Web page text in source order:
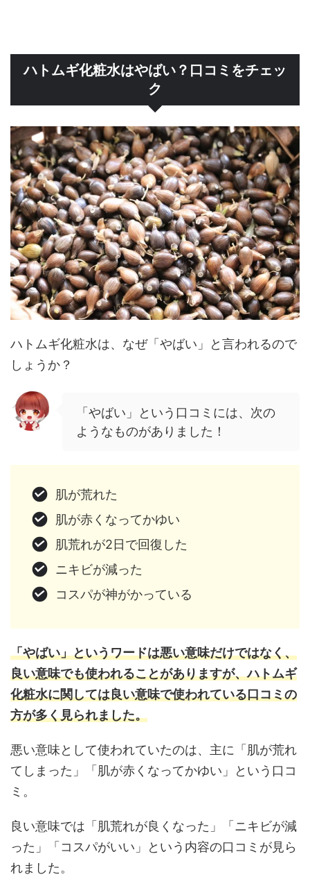
ハトムギ化粧水はやばい？口コミをチェッ
ク
ハトムギ化粧水は、なぜ「やばい」と言われるので
しょうか？
「やばい」という口コミには、次の
ようなものがありました！
肌が荒れた
肌が赤くなってかゆい
肌荒れが2日で回復した
ニキビが減った
コスパが神がかっている
「やばい」というワードは悪い意味だけではなく、
良い意味でも使われることがありますが、ハトムギ
化粧水に関しては良い意味で使われている口コミの
方が多く見られました。
悪い意味として使われていたのは、主に「肌が荒れ
てしまった」「肌が赤くなってかゆい」という口コ
ミ。
良い意味では「肌荒れが良くなった」「ニキビが減
った」「コスパがいい」という内容の口コミが見ら
れました。